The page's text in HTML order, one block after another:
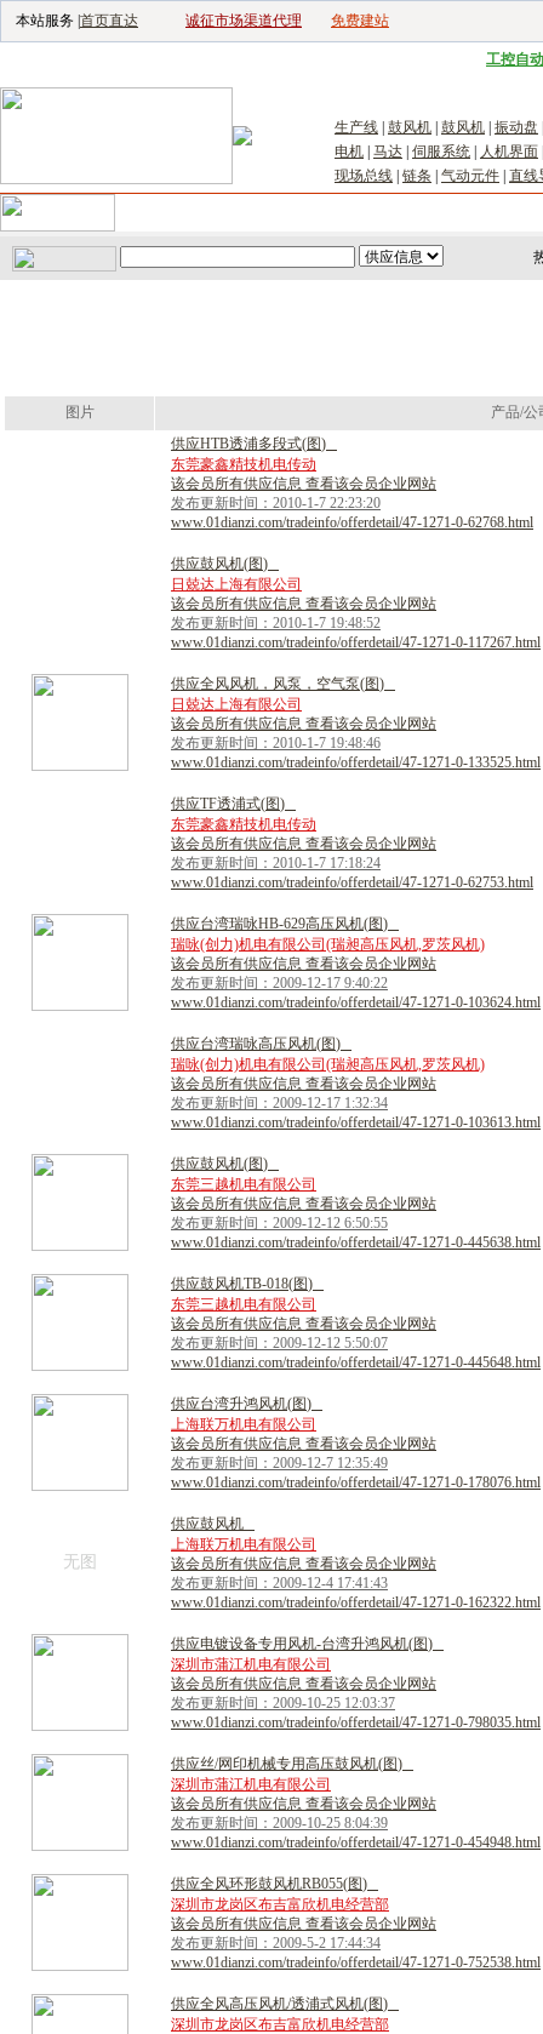
本站服务 | 首页直达 诚征市场渠道代理 免费建站
工控自
生产线 鼓风机 鼓风机 振动盘
电机 马达 伺服系统 人机界面
现场总线 链条 气动元件 直线
图片
产品/公
供应HTB透浦多段式(图)
东莞豪鑫精技机电传动
该会员所有供应信息 查看该会员企业网站
发布更新时间：2010-1-7 22:23:20
www.01dianzi.com/tradeinfo/offerdetail/47-1271-0-62768.html
供应鼓风机(图)
日兢达上海有限公司
该会员所有供应信息 查看该会员企业网站
发布更新时间：2010-1-7 19:48:52
www.01dianzi.com/tradeinfo/offerdetail/47-1271-0-117267.html
供应全风风机 ， 风泵 ， 空气泵(图)
日兢达上海有限公司
该会员所有供应信息 查看该会员企业网站
发布更新时间：2010-1-7 19:48:46
www.01dianzi.com/tradeinfo/offerdetail/47-1271-0-133525.html
供应TF透浦式(图)
东莞豪鑫精技机电传动
该会员所有供应信息 查看该会员企业网站
发布更新时间：2010-1-7 17:18:24
www.01dianzi.com/tradeinfo/offerdetail/47-1271-0-62753.html
供应台湾瑞咏HB-629高压风机(图)
瑞咏(创力)机电有限公司(瑞昶高压风机,罗茨风机)
该会员所有供应信息 查看该会员企业网站
发布更新时间：2009-12-17 9:40:22
www.01dianzi.com/tradeinfo/offerdetail/47-1271-0-103624.html
供应台湾瑞咏高压风机(图)
瑞咏(创力)机电有限公司(瑞昶高压风机,罗茨风机)
该会员所有供应信息 查看该会员企业网站
发布更新时间：2009-12-17 1:32:34
www.01dianzi.com/tradeinfo/offerdetail/47-1271-0-103613.html
供应鼓风机(图)
东莞三越机电有限公司
该会员所有供应信息 查看该会员企业网站
发布更新时间：2009-12-12 6:50:55
www.01dianzi.com/tradeinfo/offerdetail/47-1271-0-445638.html
供应鼓风机TB-018(图)
东莞三越机电有限公司
该会员所有供应信息 查看该会员企业网站
发布更新时间：2009-12-12 5:50:07
www.01dianzi.com/tradeinfo/offerdetail/47-1271-0-445648.html
供应台湾升鸿风机(图)
上海联万机电有限公司
该会员所有供应信息 查看该会员企业网站
发布更新时间：2009-12-7 12:35:49
www.01dianzi.com/tradeinfo/offerdetail/47-1271-0-178076.html
无图
供应鼓风机
上海联万机电有限公司
该会员所有供应信息 查看该会员企业网站
发布更新时间：2009-12-4 17:41:43
www.01dianzi.com/tradeinfo/offerdetail/47-1271-0-162322.html
供应电镀设备专用 风机-台湾升鸿风机(图)
深圳市蒲江机电有限公司
该会员所有供应信息 查看该会员企业网站
发布更新时间：2009-10-25 12:03:37
www.01dianzi.com/tradeinfo/offerdetail/47-1271-0-798035.html
供应丝/网印机械专用高压鼓风机(图)
深圳市蒲江机电有限公司
该会员所有供应信息 查看该会员企业网站
发布更新时间：2009-10-25 8:04:39
www.01dianzi.com/tradeinfo/offerdetail/47-1271-0-454948.html
供应全风环形鼓风机RB055(图)
深圳市龙岗区布吉富欣机电经营部
该会员所有供应信息 查看该会员企业网站
发布更新时间：2009-5-2 17:44:34
www.01dianzi.com/tradeinfo/offerdetail/47-1271-0-752538.html
供应全风高压风机/透浦式风机(图)
深圳市龙岗区布吉富欣机电经营部